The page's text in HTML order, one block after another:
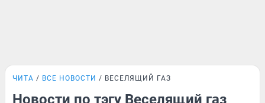
ЧИТА ВСЕ НОВОСТИ ВЕСЕЛЯЩИЙ ГАЗ
Новости по тэгу Веселящий газ